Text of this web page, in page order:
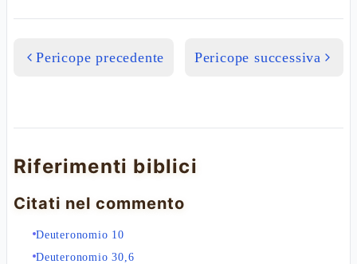
Pericope precedente Pericope successiva
Riferimenti biblici
Citati nel commento
Deuteronomio 10
Deuteronomio 30,6